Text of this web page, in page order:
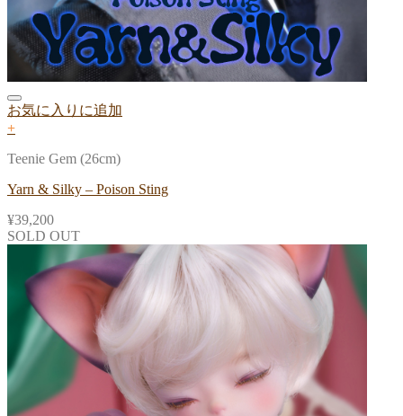
お気に入りに追加
+
Teenie Gem (26cm)
Yarn & Silky – Poison Sting
¥39,200
SOLD OUT